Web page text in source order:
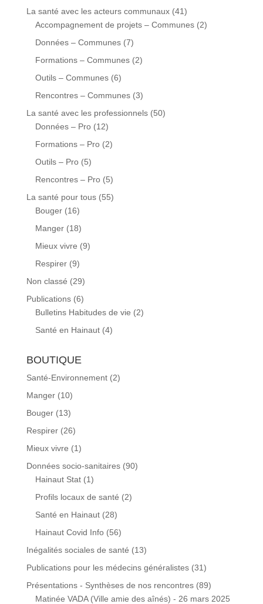
La santé avec les acteurs communaux(41)
Accompagnement de projets – Communes(2)
Données – Communes(7)
Formations – Communes(2)
Outils – Communes(6)
Rencontres – Communes(3)
La santé avec les professionnels(50)
Données – Pro(12)
Formations – Pro(2)
Outils – Pro(5)
Rencontres – Pro(5)
La santé pour tous(55)
Bouger(16)
Manger(18)
Mieux vivre (9)
Respirer(9)
Non classé (29)
Publications(6)
Bulletins Habitudes de vie (2)
Santé en Hainaut(4)
BOUTIQUE
Santé-Environnement (2)
Manger (10)
Bouger (13)
Respirer (26)
Mieux vivre (1)
Données socio-sanitaires (90)
Hainaut Stat (1)
Profils locaux de santé (2)
Santé en Hainaut (28)
Hainaut Covid Info (56)
Inégalités sociales de santé (13)
Publications pour les médecins généralistes (31)
Présentations - Synthèses de nos rencontres (89)
Matinée VADA (Ville amie des aînés) - 26 mars 2025